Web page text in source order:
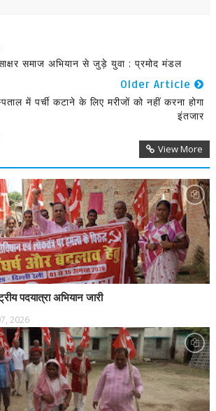
साक्षर समाज अभियान से जुड़े युवा : प्रमोद मंडल
Older Article
में पर्ची कटाने के लिए मरीजों को नहीं करना होगा
इंतजार
View More
पदयात्रा अभियान जारी
2026